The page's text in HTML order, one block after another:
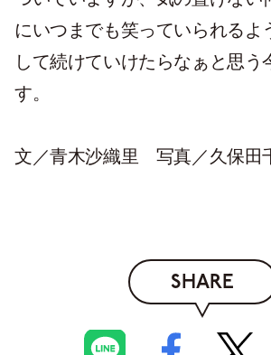
にいつまでも笑っていられるよ
して続けていけたらなぁと思う
す。
文／青木沙織里 写真／久保田
SHARE